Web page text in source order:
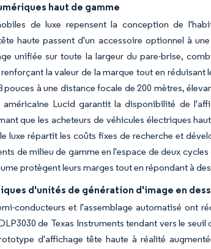
haut de gamme
de luxe repensent la conception de
haute passent d'un accessoire optionnel à
unifiée sur toute la largeur du pare-brise,
la valeur de la marque tout en
pouces à une distance focale de 200 mètres,
américaine Lucid garantit la disponibilité de
que les acheteurs de véhicules électriques
luxe répartit les coûts fixes de recherche et
de milieu de gamme en l'espace de deux
protègent leurs marges tout en répondant à
d'unités de génération d'image en
conducteurs et l'assemblage automatisé ont
de Texas Instruments tendant vers le
d'affichage tête haute à réalité